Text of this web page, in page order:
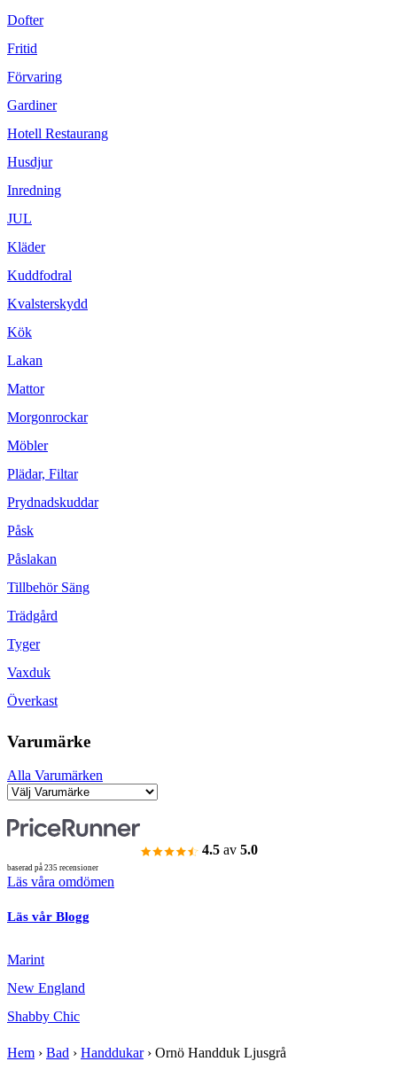
Dofter
Fritid
Förvaring
Gardiner
Hotell Restaurang
Husdjur
Inredning
JUL
Kläder
Kuddfodral
Kvalsterskydd
Kök
Lakan
Mattor
Morgonrockar
Möbler
Plädar, Filtar
Prydnadskuddar
Påsk
Påslakan
Tillbehör Säng
Trädgård
Tyger
Vaxduk
Överkast
Varumärke
Alla Varumärken
4.5 av 5.0
baserad på 235 recensioner
Läs våra omdömen
Läs vår Blogg
Marint
New England
Shabby Chic
Hem › Bad › Handdukar› Ornö Handduk Ljusgrå